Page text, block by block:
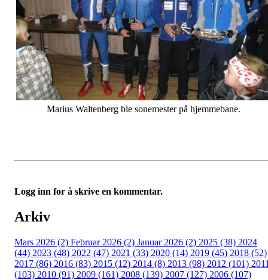
Marius Waltenberg ble sonemester på hjemmebane.
Logg inn for å skrive en kommentar.
Arkiv
Mars 2026 (2) Februar 2026 (2) Januar 2026 (2) 2025 (38) 2024
(44) 2023 (48) 2022 (47) 2021 (33) 2020 (14) 2019 (45) 2018 (52)
2017 (86) 2016 (83) 2015 (12) 2014 (8) 2013 (98) 2012 (101)
(103) 2010 (91) 2009 (161) 2008 (139) 2007 (127) 2006 (107)